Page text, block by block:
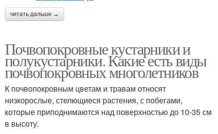
читать дальше →
Почвопокровные кустарники и
полукустарники. Какие есть виды
почвопокровных многолетников
К почвопокровным цветам и травам относят
низкорослые, стелющиеся растения, с побегами,
которые приподнимаются над поверхностью до 10-35 см
в высоту.